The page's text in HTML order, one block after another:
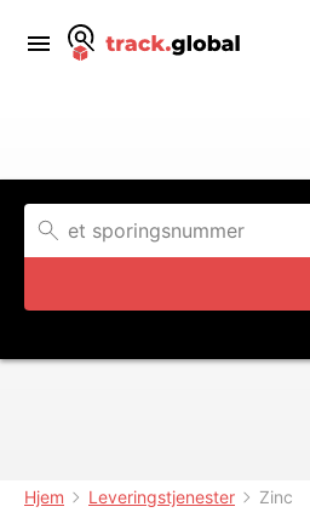
Hjem Leveringstjenester Zinc